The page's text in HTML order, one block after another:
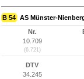
B 54 AS Münster-
Nr.
10.709
(6.721)
DTV
34.245